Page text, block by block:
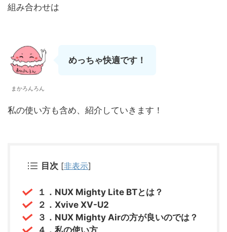
組み合わせは
まかろんろん
めっちゃ快適です！
私の使い方も含め、紹介していきます！
目次 [非表示]
１．NUX Mighty Lite BTとは？
２．Xvive XV-U2
３．NUX Mighty Airの方が良いのでは？